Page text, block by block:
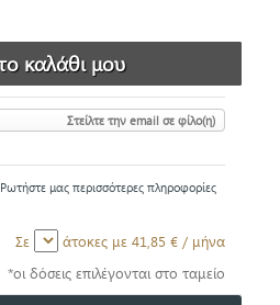
Στείλτε την email σε φίλο(η)
Ρωτήστε μας περισσότερες πληροφορίες
Σε άτοκες με 41,85 € / μήνα
*οι δόσεις επιλέγονται στο ταμείο